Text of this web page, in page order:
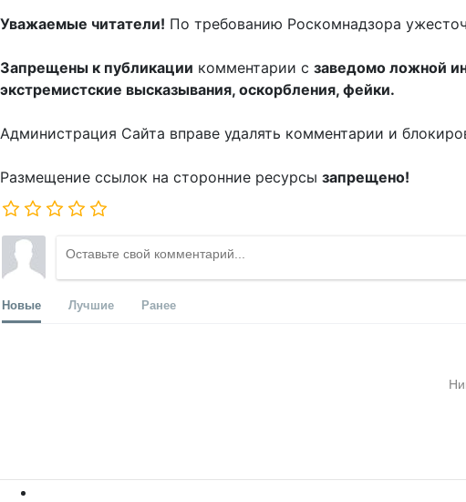
Уважаемые читатели! По требованию Роскомнадзора
Запрещены к публикации комментарии с заведомо ложной
экстремистские высказывания, оскорбления, фейки.
Администрация Сайта вправе удалять комментарии и
Размещение ссылок на сторонние ресурсы запрещено!
Новые Лучшие Ранее